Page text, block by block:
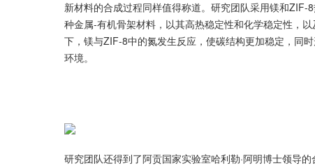
新材料的合成过程同样值得称道。研究团队采用镁和
种金属-有机骨架材料，以其高热稳定性和化学稳定性，
下，镁与ZIF-8中的氮发生反应，使碳结构更加稳定，同
环境。
研究团队还得到了阿贡国家实验室哈利勒·阿明博士领导